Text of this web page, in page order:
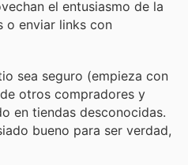
el entusiasmo de la
o enviar links con
sea seguro (empieza con
otros compradores y
en tiendas desconocidas.
bueno para ser verdad,